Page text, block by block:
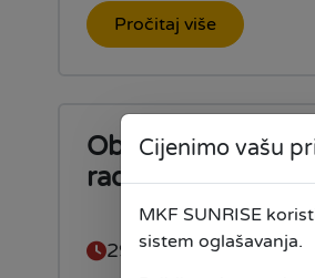
Pročitaj više
Obavještenje o
radnom vremenu
29.12.2021
Cijenimo vašu
MKF SUNRISE
sistem oglašavanja.